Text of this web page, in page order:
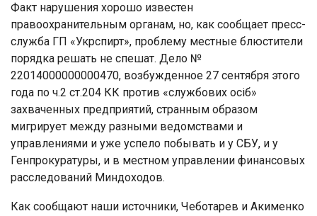
Факт нарушения хорошо известен
правоохранительным органам, но, как сообщает пресс-
служба ГП «Укрспирт», проблему местные блюстители
порядка решать не спешат. Дело №
22014000000000470, возбужденное 27 сентября этого
года по ч.2 ст.204 КК против «службових осіб»
захваченных предприятий, странным образом
мигрирует между разными ведомствами и
управлениями и уже успело побывать и у СБУ, и у
Генпрокуратуры, и в местном управлении финансовых
расследований Миндоходов.
Как сообщают наши источники, Чеботарев и Акименко